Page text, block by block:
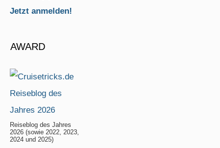
Jetzt anmelden!
AWARD
Reiseblog des Jahres
2026 (sowie 2022, 2023,
2024 und 2025)